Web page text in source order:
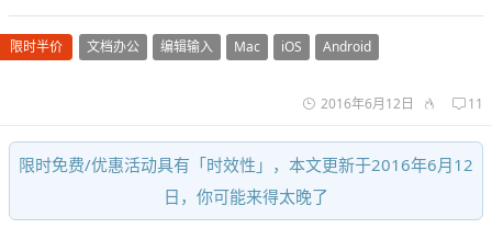
限时半价 文档办公 编辑输入 Mac iOS Android
2016年6月12日 11
限时免费/优惠活动具有「时效性」，本文更新于2016年6月12
日，你可能来得太晚了